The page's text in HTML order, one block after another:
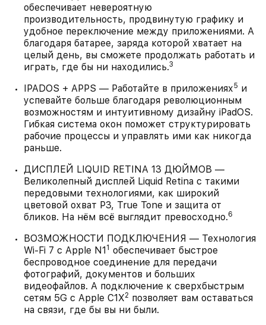
обеспечивает невероятную
производительность, продвинутую графику и
удобное переключение между приложениями. А
благодаря батарее, заряда которой хватает на
целый день, вы сможете продолжать работать и
играть, где бы ни находились.3
IPADOS + APPS — Работайте в приложениях5 и
успевайте больше благодаря революционным
возможностям и интуитивному дизайну iPadOS.
Гибкая система окон поможет структурировать
рабочие процессы и управлять ими как никогда
раньше.
ДИСПЛЕЙ LIQUID RETINA 13 ДЮЙМОВ —
Великолепный дисплей Liquid Retina с такими
передовыми технологиями, как широкий
цветовой охват P3, True Tone и защита от
бликов. На нём всё выглядит превосходно.6
ВОЗМОЖНОСТИ ПОДКЛЮЧЕНИЯ — Технология
Wi-Fi 7 с Apple N11 обеспечивает быстрое
беспроводное соединение для передачи
фотографий, документов и больших
видеофайлов. А подключение к сверхбыстрым
сетям 5G с Apple C1X2 позволяет вам оставаться
на связи, где бы вы ни были.